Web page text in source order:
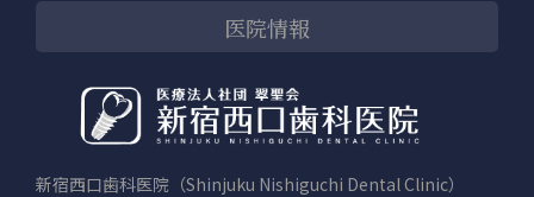
医院情報
新宿西口歯科医院（Shinjuku Nishiguchi Dental Clinic）